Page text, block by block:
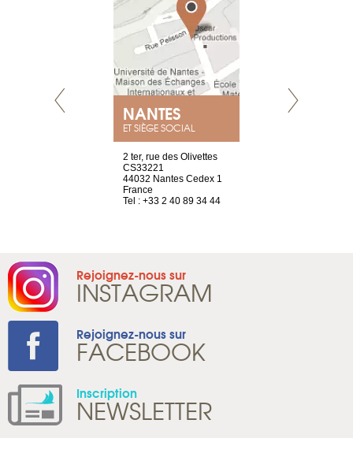
NANTES
ET SIÈGE SOCIAL
2 ter, rue des Olivettes
CS33221
44032 Nantes Cedex 1
France
Tel : +33 2 40 89 34 44
Rejoignez-nous sur
INSTAGRAM
Rejoignez-nous sur
FACEBOOK
Inscription
NEWSLETTER